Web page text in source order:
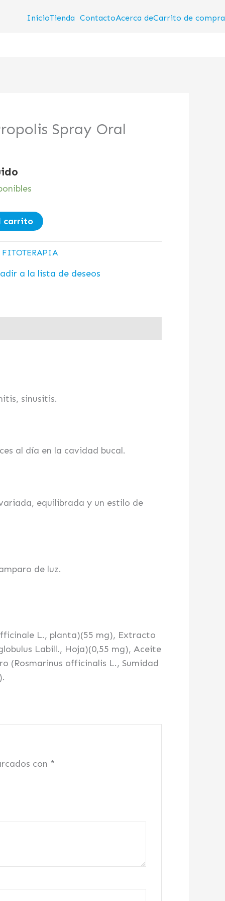
InicioTienda ContactoAcerca deCarrito de compra
Spray Oral
carrito
FITOTERAPIA
a la lista de deseos
sinusitis.
al día en la cavidad bucal.
equilibrada y un estilo de
de luz.
L., planta)(55 mg), Extracto
Labill., Hoja)(0,55 mg), Aceite
(Rosmarinus officinalis L., Sumidad
con *